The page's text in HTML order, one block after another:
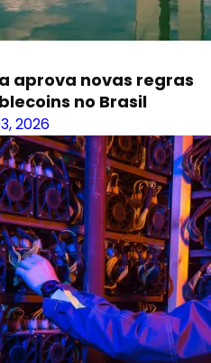
aprova novas regras
no Brasil
2026